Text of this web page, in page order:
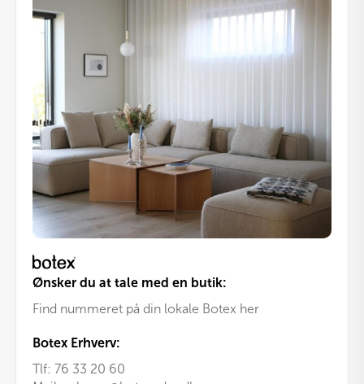
varianter.
Mulighederne
vælges
varesiden
Ønsker du at tale med en butik:
Find nummeret på din lokale Botex her
Botex Erhverv:
Tlf: 76 33 20 60